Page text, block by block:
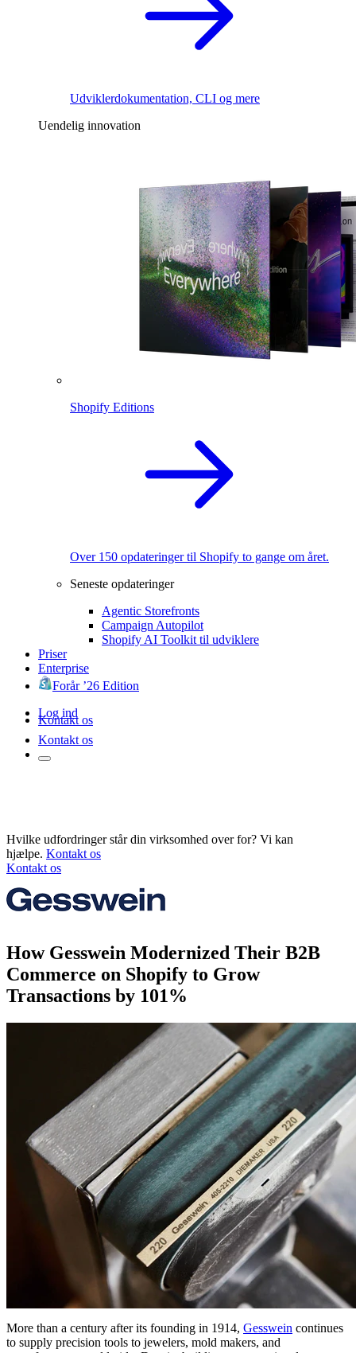
Udviklerdokumentation, CLI og mere
Uendelig innovation
Shopify Editions
Over 150 opdateringer til Shopify to gange om året.
Seneste opdateringer
Agentic Storefronts
Campaign Autopilot
Shopify AI Toolkit til udviklere
Priser
Enterprise
Forår ’26 Edition
Log ind
Kontakt os
Kontakt os
Hvilke udfordringer står din virksomhed over for? Vi kan
hjælpe. Kontakt os
Kontakt os
How Gesswein Modernized Their B2B
Commerce on Shopify to Grow
Transactions by 101%
More than a century after its founding in 1914, Gesswein continues
to supply precision tools to jewelers, mold makers, and